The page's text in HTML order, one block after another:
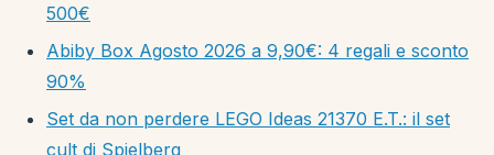
500€
Abiby Box Agosto 2026 a 9,90€: 4 regali e sconto
90%
Set da non perdere LEGO Ideas 21370 E.T.: il set
cult di Spielberg